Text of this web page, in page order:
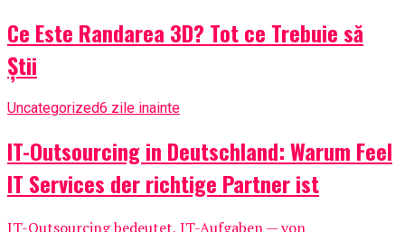
Ce Este Randarea 3D? Tot ce Trebuie să
Știi
Uncategorized6 zile inainte
IT-Outsourcing in Deutschland: Warum Feel
IT Services der richtige Partner ist
IT-Outsourcing bedeutet, IT-Aufgaben — von